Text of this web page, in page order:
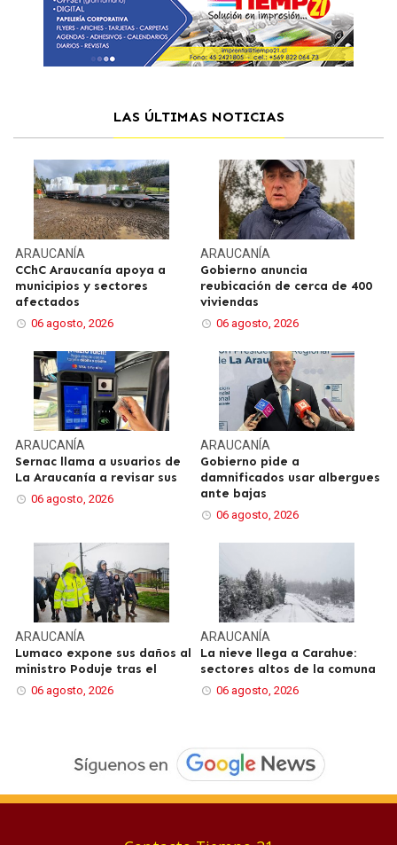
LAS ÚLTIMAS NOTICIAS
ARAUCANÍA
CChC Araucanía apoya a
municipios y sectores
afectados
06 agosto, 2026
ARAUCANÍA
Gobierno anuncia
reubicación de cerca de 400
viviendas
06 agosto, 2026
ARAUCANÍA
Sernac llama a usuarios de
La Araucanía a revisar sus
06 agosto, 2026
ARAUCANÍA
Gobierno pide a
damnificados usar albergues
ante bajas
06 agosto, 2026
ARAUCANÍA
Lumaco expone sus daños al
ministro Poduje tras el
06 agosto, 2026
ARAUCANÍA
La nieve llega a Carahue:
sectores altos de la comuna
06 agosto, 2026